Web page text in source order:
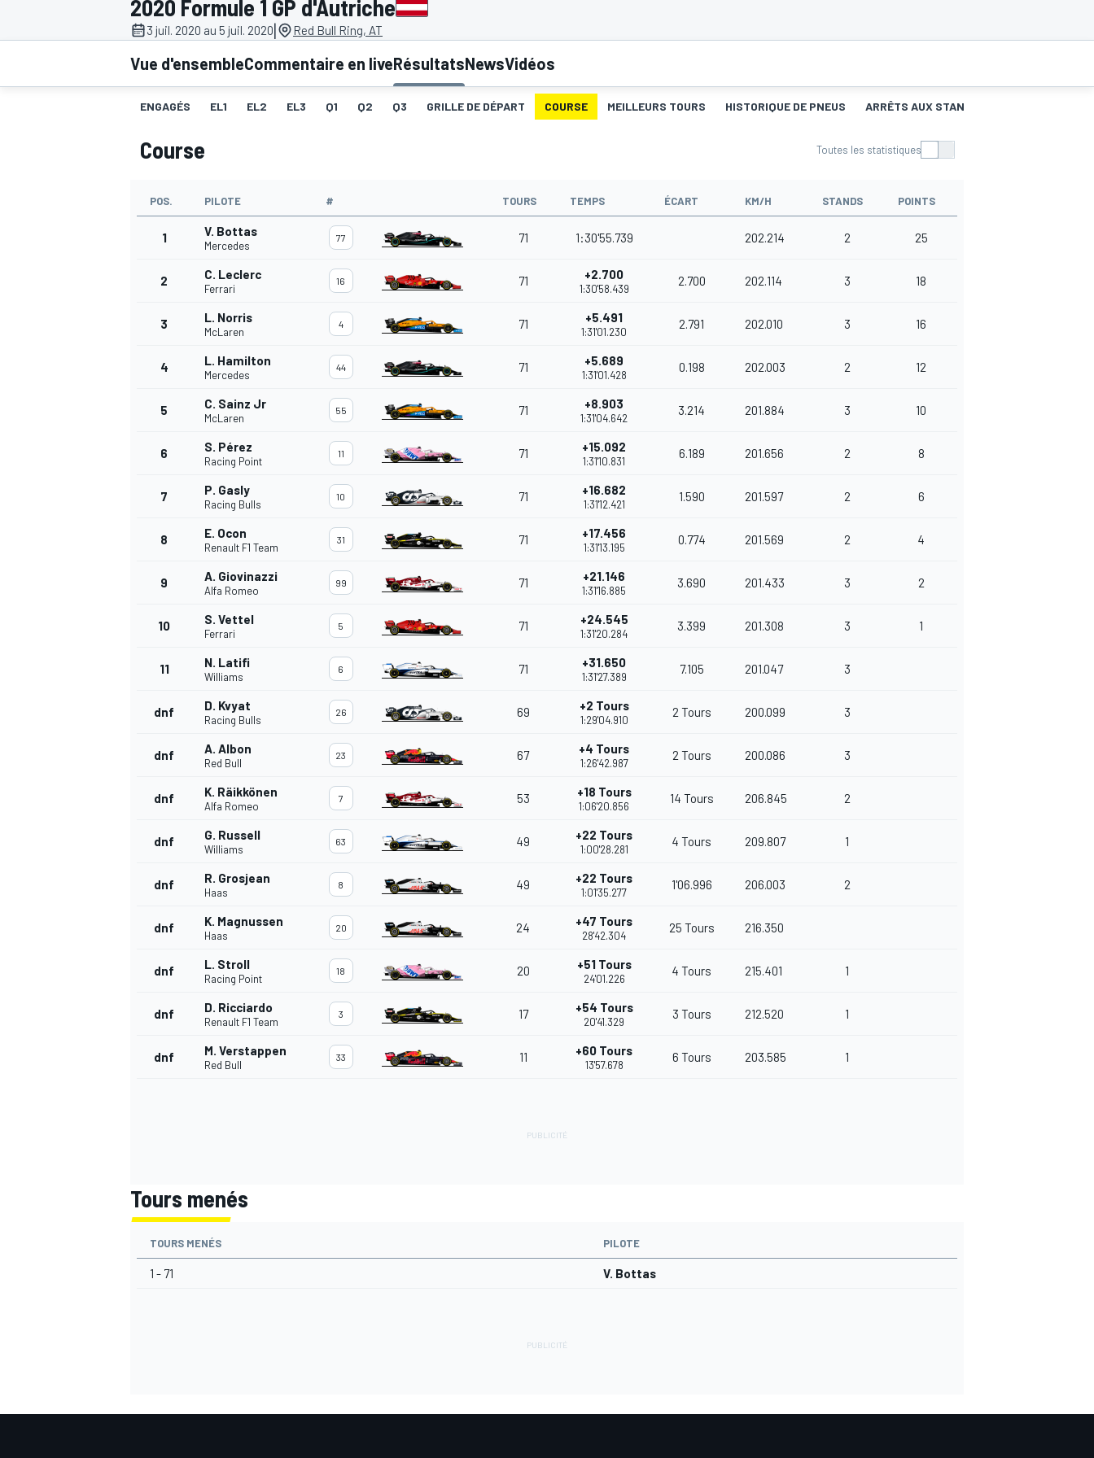
2020 Formule 1 GP d'Autriche
3 juil. 2020 au 5 juil. 2020| Red Bull Ring, AT
Vue d'ensembleCommentaire en liveRésultatsNewsVidéos
ENGAGÉS EL1 EL2 EL3 Q1 Q2 Q3 GRILLE DE DÉPART COURSE MEILLEURS TOURS HISTORIQUE DE PNEUS ARRÊTS AUX STANDS
Course Toutes les statistiques
POS. PILOTE # TOURS TEMPS ÉCART KM/H STANDS POINTS
1 V. Bottas
Mercedes
77 71 1:30'55.739 202.214 2 25
2 C. Leclerc
Ferrari
16 71 +2.700
1:30'58.439
2.700 202.114 3 18
3 L. Norris
McLaren
4 71 +5.491
1:31'01.230
2.791 202.010 3 16
4 L. Hamilton
Mercedes
44 71 +5.689
1:31'01.428
0.198 202.003 2 12
5 C. Sainz Jr
McLaren
55 71 +8.903
1:31'04.642
3.214 201.884 3 10
6 S. Pérez
Racing Point
11 71 +15.092
1:31'10.831
6.189 201.656 2 8
7 P. Gasly
Racing Bulls
10 71 +16.682
1:31'12.421
1.590 201.597 2 6
8 E. Ocon
Renault F1 Team
31 71 +17.456
1:31'13.195
0.774 201.569 2 4
9 A. Giovinazzi
Alfa Romeo
99 71 +21.146
1:31'16.885
3.690 201.433 3 2
10 S. Vettel
Ferrari
5 71 +24.545
1:31'20.284
3.399 201.308 3 1
11 N. Latifi
Williams
6 71 +31.650
1:31'27.389
7.105 201.047 3
dnf D. Kvyat
Racing Bulls
26 69 +2 Tours
1:29'04.910
2 Tours 200.099 3
dnf A. Albon
Red Bull
23 67 +4 Tours
1:26'42.987
2 Tours 200.086 3
dnf K. Räikkönen
Alfa Romeo
7 53 +18 Tours
1:06'20.856
14 Tours 206.845 2
dnf G. Russell
Williams
63 49 +22 Tours
1:00'28.281
4 Tours 209.807 1
dnf R. Grosjean
Haas
8 49 +22 Tours
1:01'35.277
1'06.996 206.003 2
dnf K. Magnussen
Haas
20 24 +47 Tours
28'42.304
25 Tours 216.350
dnf L. Stroll
Racing Point
18 20 +51 Tours
24'01.226
4 Tours 215.401 1
dnf D. Ricciardo
Renault F1 Team
3 17 +54 Tours
20'41.329
3 Tours 212.520 1
dnf M. Verstappen
Red Bull
33 11 +60 Tours
13'57.678
6 Tours 203.585 1
Tours menés
TOURS MENÉS PILOTE
1 - 71 V. Bottas